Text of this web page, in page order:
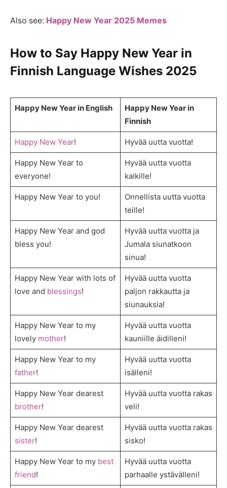
Also see: Happy New Year 2025 Memes
How to Say Happy New Year in
Finnish Language Wishes 2025
Happy New Year in English
Happy New Year in
Finnish
Happy New Year! Hyvää uutta vuotta!
Happy New Year to
everyone!
Hyvää uutta vuotta
kaikille!
Happy New Year to you!
Onnellista uutta vuotta
teille!
Happy New Year and god
bless you!
Hyvää uutta vuotta ja
Jumala siunatkoon
sinua!
Happy New Year with lots of
love and blessings!
Hyvää uutta vuotta
paljon rakkautta ja
siunauksia!
Happy New Year to my
lovely mother!
Hyvää uutta vuotta
kauniille äidilleni!
Happy New Year to my
father!
Hyvää uutta vuotta
isälleni!
Happy New Year dearest
brother!
Hyvää uutta vuotta rakas
veli!
Happy New Year dearest
sister!
Hyvää uutta vuotta rakas
sisko!
Happy New Year to my best
friend!
Hyvää uutta vuotta
parhaalle ystävälleni!